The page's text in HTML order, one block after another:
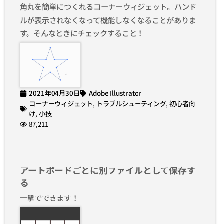
角丸を簡単につくれるコーナーウィジェット。ハンド
ルが表示されなくなって機能しなくなることがありま
す。そんなときにチェックすること！
2021年04月30日
Adobe Illustrator
コーナーウィジェット, トラブルシューティング, 初心者向
け, 小技
87,211
アートボードごとに別ファイルとして保存す
る
一撃でできます！